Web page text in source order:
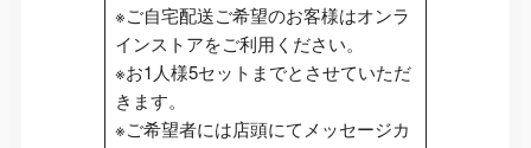
※ご自宅配送ご希望のお客様はオンラ
インストアをご利用ください。
※お1人様5セットまでとさせていただ
きます。
※ご希望者には店頭にてメッセージカ